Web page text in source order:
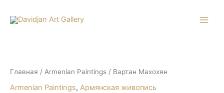
Главная / Armenian Paintings / Вартан Махохян
Armenian Paintings, Армянская живопись